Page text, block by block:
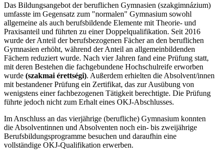
Das Bildungsangebot der beruflichen Gymnasien (szakgimnázium)
umfasste im Gegensatz zum "normalen" Gymnasium sowohl
allgemeine als auch berufsbildende Elemente mit Theorie- und
Praxisanteil und führten zu einer Doppelqualifikation. Seit 2016
wurde der Anteil der berufsbezogenen Fächer an den beruflichen
Gymnasien erhöht, während der Anteil an allgemeinbildenden
Fächern reduziert wurde. Nach vier Jahren fand eine Prüfung statt,
mit deren Bestehen die fachgebundene Hochschulreife erworben
wurde (szakmai érettségi). Außerdem erhielten die Absolvent/innen
mit bestandener Prüfung ein Zertifikat, das zur Ausübung von
wenigstens einer fachbezogenen Tätigkeit berechtigte. Die Prüfung
führte jedoch nicht zum Erhalt eines OKJ-Abschlusses.
Im Anschluss an das vierjährige (berufliche) Gymnasium konnten
die Absolventinnen und Absolventen noch ein- bis zweijährige
Berufsbildungsprogramme besuchen und daraufhin eine
vollständige OKJ-Qualifikation erwerben.